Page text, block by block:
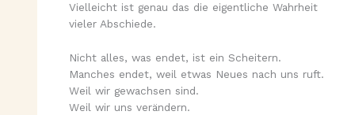
Vielleicht ist genau das die eigentliche Wahrheit
vieler Abschiede.
Nicht alles, was endet, ist ein Scheitern.
Manches endet, weil etwas Neues nach uns ruft.
Weil wir gewachsen sind.
Weil wir uns verändern.